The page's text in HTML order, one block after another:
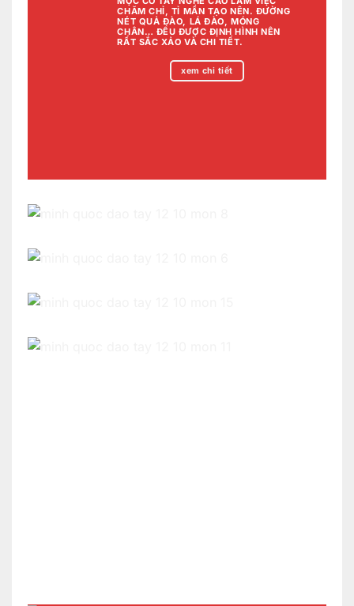
CHĂM CHỈ, TỈ MẨN TẠO NÊN. ĐƯỜNG
NÉT QUẢ ĐÀO, LÁ ĐÀO, MÓNG
CHÂN… ĐỀU ĐƯỢC ĐỊNH HÌNH NÊN
RẤT SẮC XẢO VÀ CHI TIẾT.
xem chi tiết